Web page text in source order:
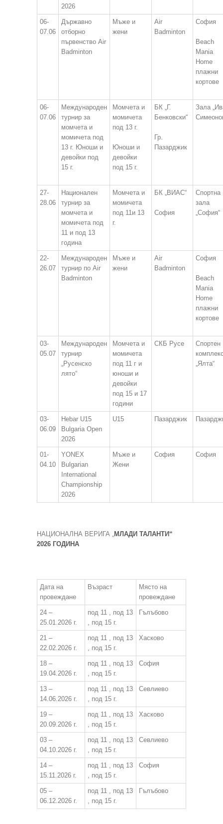
2026
06-
07.06
Държавно
отборно
първенство Air
Badminton
Мъже и
жени
Air
Badminton
София
Beach
Mania
Home
плажни
кортове
06-
07.06
Международен
турнир за
момчета и
момичета под
13 г. Юноши и
девойки под
15 г.
Момчета и
момичета
под 13 г.
Юноши и
девойки
под 15 г.
БК „Г.
Бенковски“
Гр.
Пазарджик
Зала
27-
28.06
Национален
турнир за
момчета и
момичета под
11 и под 13
година
Момчета и
момичета
под 11и 13
г.
БК „ВИАС“
София
Спортна
зала
„София“
22-
26.07
Международен
турнир по Air
Badminton
Мъже и
жени
Air
Badminton
София
Beach
Mania
Home
плажни
кортове
03-
05.07
Международен
турнир
„Русенско
лято“
Момчета и
момичета
под 11 г и
юноши и
девойки
под 15 и 17
години
СКБ Русе
Спортен
„Ялта“
03-
06.09
Hebar U15
Bulgaria Open
2026
U15 Пазарджик
01-
04.10
YONEX
Bulgarian
International
Championship
2026
Мъже и
Жени
София София
НАЦИОНАЛНА ВЕРИГА „МЛАДИ ТАЛАНТИ“
2026 ГОДИНА
Дата на
провеждане
Възраст
Място на
провеждане
24 –
25.01.2026 г.
под 11 , под 13
, под 15 г.
Гълъбово
21 –
22.02.2026 г.
под 11 , под 13
, под 15 г.
Хасково
18 –
19.04.2026 г.
под 11 , под 13
, под 15 г.
София
13 –
14.06.2026 г.
под 11 , под 13
, под 15 г.
Севлиево
19 –
20.09.2026 г.
под 11 , под 13
, под 15 г.
Хасково
03 –
04.10.2026 г.
под 11 , под 13
, под 15 г.
Севлиево
14 –
15.11.2026 г.
под 11 , под 13
, под 15 г.
София
05 –
06.12.2026 г.
под 11 , под 13
, под 15 г.
Гълъбово